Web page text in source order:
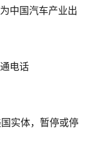
中国汽车产业出
电话
实体，暂停或停